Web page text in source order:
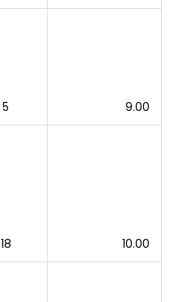
5 9.00
18 10.00